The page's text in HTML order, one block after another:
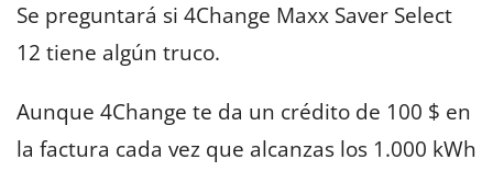
créditos
de
Se preguntará si 4Change Maxx Saver Select
12 tiene algún truco.
Aunque 4Change te da un crédito de 100 $ en
la factura cada vez que alcanzas los 1.000 kWh